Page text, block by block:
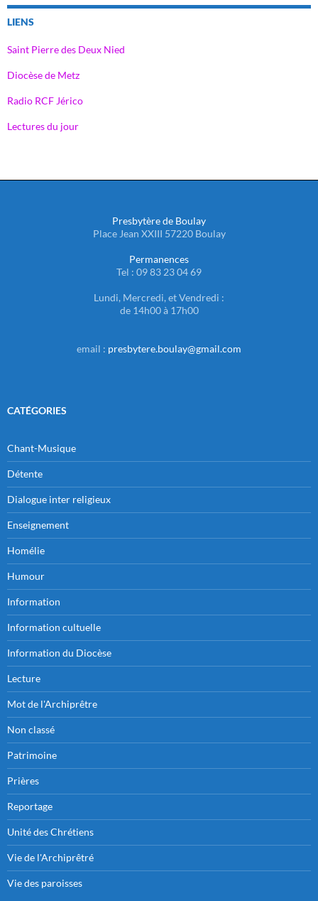
LIENS
Saint Pierre des Deux Nied
Diocèse de Metz
Radio RCF Jérico
Lectures du jour
Presbytère de Boulay
Place Jean XXIII 57220 Boulay
Permanences
Tel : 09 83 23 04 69
Lundi, Mercredi, et Vendredi :
de 14h00 à 17h00
email : presbytere.boulay@gmail.com
CATÉGORIES
Chant-Musique
Détente
Dialogue inter religieux
Enseignement
Homélie
Humour
Information
Information cultuelle
Information du Diocèse
Lecture
Mot de l'Archiprêtre
Non classé
Patrimoine
Prières
Reportage
Unité des Chrétiens
Vie de l'Archiprêtré
Vie des paroisses